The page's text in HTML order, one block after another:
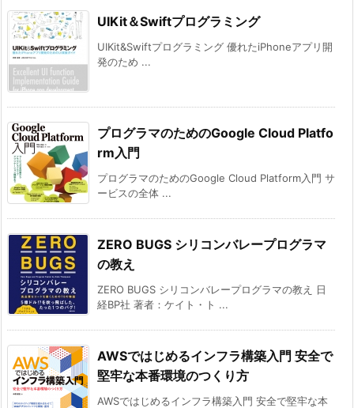
UIKit＆Swiftプログラミング
UIKit&Swiftプログラミング 優れたiPhoneアプリ開
発のため ...
プログラマのためのGoogle Cloud Platfo
rm入門
プログラマのためのGoogle Cloud Platform入門 サ
ービスの全体 ...
ZERO BUGS シリコンバレープログラマ
の教え
ZERO BUGS シリコンバレープログラマの教え 日
経BP社 著者：ケイト・ト ...
AWSではじめるインフラ構築入門 安全で
堅牢な本番環境のつくり方
AWSではじめるインフラ構築入門 安全で堅牢な本